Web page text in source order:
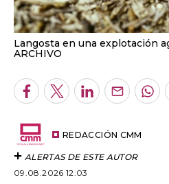
Langosta en una explotación
ARCHIVO
Facebook
TwitterLinkedInEnviar
REDACCIÓN CMM
ALERTAS DE ESTE AUTOR
09.08.2026 12:03